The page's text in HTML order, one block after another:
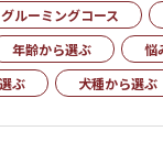
グルーミングコース
年齢から選ぶ
悩
ぶ
犬種から選ぶ